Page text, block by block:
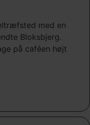
med en
Bloksbjerg.
på caféen højt